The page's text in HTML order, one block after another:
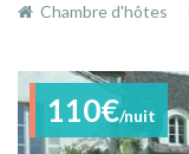
Chambre d'hôtes
110€/nuit